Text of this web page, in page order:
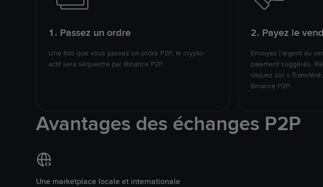
1. Passez un ordre
Une fois que vous passez un ordre P2P, le crypto-
actif sera séquestré par Binance P2P.
2. Payez le
Envoyez l’argent au
paiement suggérés.
cliquez sur «
Binance P2P.
Avantages des échanges P2P
Une marketplace locale et internationale